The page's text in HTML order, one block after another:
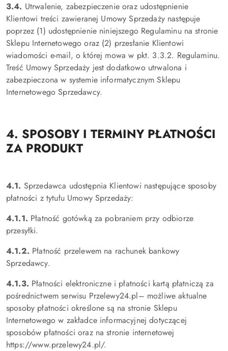
3.4. Utrwalenie, zabezpieczenie oraz udostępnienie
Klientowi treści zawieranej Umowy Sprzedaży następuje
poprzez (1) udostępnienie niniejszego Regulaminu na stronie
Sklepu Internetowego oraz (2) przesłanie Klientowi
wiadomości e-mail, o której mowa w pkt. 3.3.2. Regulaminu.
Treść Umowy Sprzedaży jest dodatkowo utrwalona i
zabezpieczona w systemie informatycznym Sklepu
Internetowego Sprzedawcy.
4. SPOSOBY I TERMINY PŁATNOŚCI
ZA PRODUKT
4.1. Sprzedawca udostępnia Klientowi następujące sposoby
płatności z tytułu Umowy Sprzedaży:
4.1.1. Płatność gotówką za pobraniem przy odbiorze
przesyłki.
4.1.2. Płatność przelewem na rachunek bankowy
Sprzedawcy.
4.1.3. Płatności elektroniczne i płatności kartą płatniczą za
pośrednictwem serwisu Przelewy24.pl– możliwe aktualne
sposoby płatności określone są na stronie Sklepu
Internetowego w zakładce informacyjnej dotyczącej
sposobów płatności oraz na stronie internetowej
https://www.przelewy24.pl/.